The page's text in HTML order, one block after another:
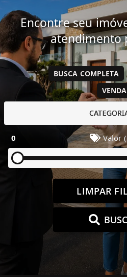
Encontre seu
atendimento
VENDA
BUSCA COMPLETA
0 Valor
LIMPAR